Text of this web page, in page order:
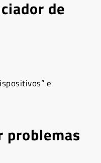
de
e
problemas